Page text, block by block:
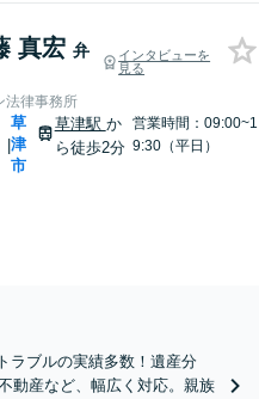
真宏 弁
インタビューを
見る
法律事務所
|
草
津
市
草津駅 か
ら徒歩2分
営業時間：09:00~1
9:30（平日）
ラブルの実績多数！遺産分
動産など、幅広く対応。親族